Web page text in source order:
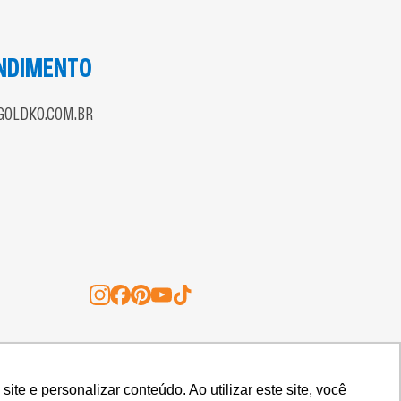
e personalizar conteúdo. Ao utilizar este site, você
em
e do respeito ao
a orientação do